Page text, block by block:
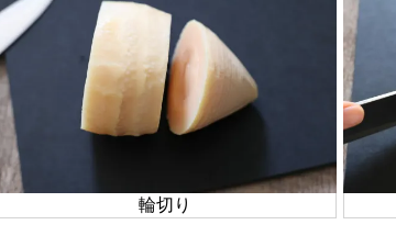
輪切り